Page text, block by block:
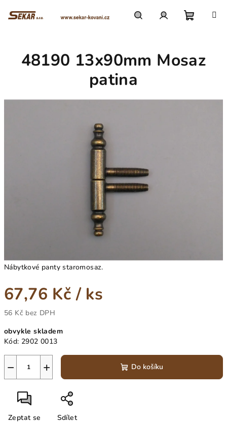
košík
Nábytkové panty staromosaz.
67,76 Kč/ ks
56 Kč bez DPH
cena:
obvykle skladem
Kód: 2902 0013
+
− Do košíku
Zeptat se Sdílet
48190 13x90mm Mosaz
patina